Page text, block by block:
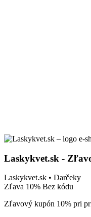
Laskykvet.sk -
Laskykvet.sk • Darčeky
Zľava 10% Bez kódu
Zľavový kupón 10% pri